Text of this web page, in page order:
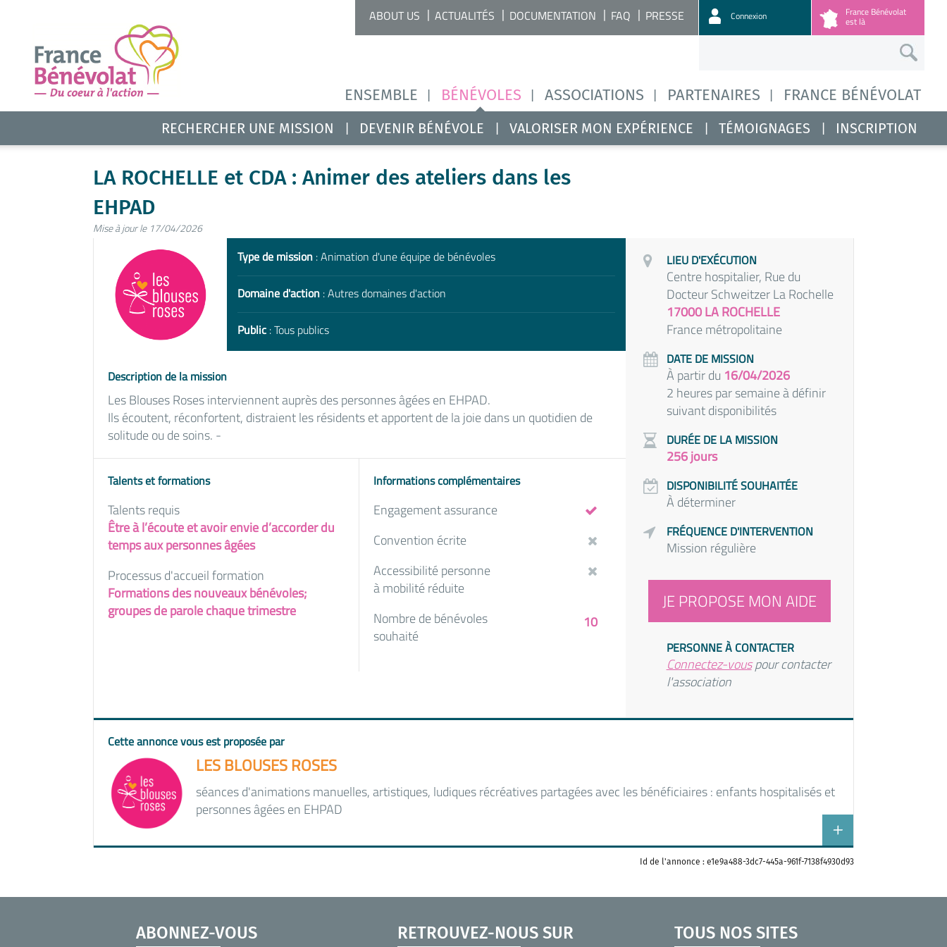
ENSEMBLE BÉNÉVOLES ASSOCIATIONS PARTENAIRES FRANCE BÉNÉVOLAT
ABOUT US ACTUALITÉS DOCUMENTATION FAQ PRESSE Connexion France Bénévolat
est là
RECHERCHER UNE MISSION DEVENIR BÉNÉVOLE VALORISER MON EXPÉRIENCE TÉMOIGNAGES INSCRIPTION
LA ROCHELLE et CDA : Animer des ateliers dans les
EHPAD
Mise à jour le 17/04/2026
Type de mission: Animation d'une équipe de bénévoles
Domaine d'action: Autres domaines d'action
Public: Tous publics
Description de la mission
Les Blouses Roses interviennent auprès des personnes âgées en EHPAD.
Ils écoutent, réconfortent, distraient les résidents et apportent de la joie dans un quotidien de
solitude ou de soins. -
Talents et formations
Talents requis
Être à l’écoute et avoir envie d’accorder du
temps aux personnes âgées
Processus d'accueil formation
Formations des nouveaux bénévoles;
groupes de parole chaque trimestre
Informations complémentaires
Engagement assurance
Convention écrite
Accessibilité personne
à mobilité réduite
10
Nombre de bénévoles
souhaité
LIEU D'EXÉCUTION
Centre hospitalier, Rue du
Docteur Schweitzer La Rochelle
17000 LA ROCHELLE
France métropolitaine
DATE DE MISSION
À partir du 16/04/2026
2 heures par semaine à définir
suivant disponibilités
DURÉE DE LA MISSION
256 jours
DISPONIBILITÉ SOUHAITÉE
À déterminer
FRÉQUENCE D'INTERVENTION
Mission régulière
JE PROPOSE MON AIDE
PERSONNE À CONTACTER
Connectez-vouspour contacter
l'association
Cette annonce vous est proposée par
LES BLOUSES ROSES
séances d'animations manuelles, artistiques, ludiques récréatives partagées avec les bénéficiaires : enfants hospitalisés et
personnes âgées en EHPAD
Id de l'annonce : e1e9a488-3dc7-445a-961f-7138f4930d93
ABONNEZ-VOUS RETROUVEZ-NOUS SUR TOUS NOS SITES